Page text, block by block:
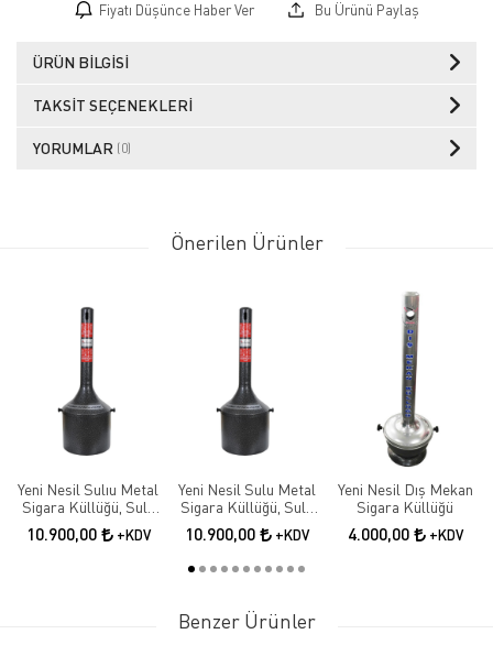
Fiyatı Düşünce Haber Ver Bu Ürünü Paylaş
ÜRÜN BILGISI
TAKSIT SEÇENEKLERI
YORUMLAR (0)
Önerilen Ürünler
Yeni Nesil Sulıu Metal
Sigara Küllüğü, Sulu
Dış Mekan Metal
Küllük, Sulu
10.900,00 +KDV
Yeni Nesil Sulu Metal
Sigara Küllüğü, Sulu
Dış Mekan Metal
Küllük, Sulu
Küllük.
10.900,00 +KDV
Yeni Nesil Dış Mekan
Sigara Küllüğü
4.000,00 +KDV
Benzer Ürünler